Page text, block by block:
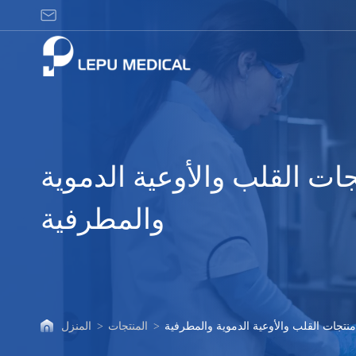
القلب
والأوعية
القلب والأوعية الدموية
والمطرفية
المنزل > المنتجات > منتجات القلب والأوعية الدموية والمطرفية